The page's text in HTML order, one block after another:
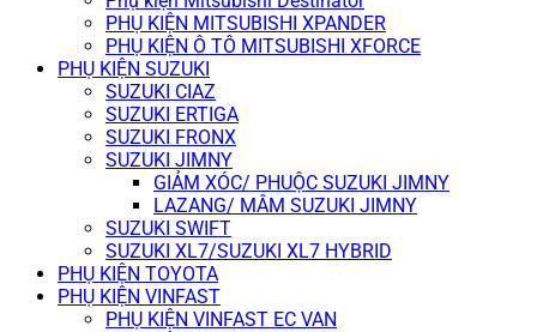
PHỤ KIỆN MITSUBISHI XPANDER
PHỤ KIỆN Ô TÔ MITSUBISHI XFORCE
PHỤ KIỆN SUZUKI
SUZUKI CIAZ
SUZUKI ERTIGA
SUZUKI FRONX
SUZUKI JIMNY
GIẢM XÓC/ PHUỘC SUZUKI JIMNY
LAZANG/ MÂM SUZUKI JIMNY
SUZUKI SWIFT
SUZUKI XL7/SUZUKI XL7 HYBRID
PHỤ KIỆN TOYOTA
PHỤ KIỆN VINFAST
PHỤ KIỆN VINFAST EC VAN